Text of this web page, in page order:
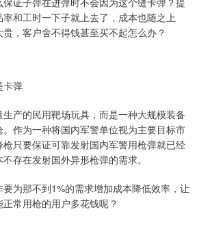
和工时一下子就上去了，成本也随之上
，客户舍不得钱甚至买不起怎么办？
卡弹
产的民用靶场玩具，而是一种大规模装备
作为一种将国内军警单位视为主要目标市
只要保证可靠发射国内军警用枪弹就已经
存在发射国外异形枪弹的需求。
为那不到1%的需求增加成本降低效率，让
常用枪的用户多花钱呢？